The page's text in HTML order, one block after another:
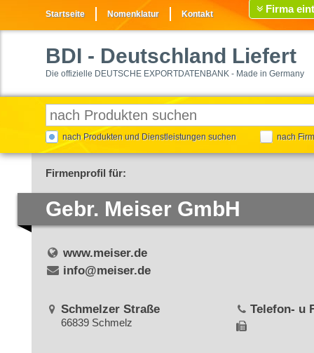
Startseite Nomenklatur Kontakt Firma
BDI - Deutschland Liefert
Die offizielle DEUTSCHE EXPORTDATENBANK - Made in Germany
nach Produkten und Dienstleistungen suchen nach
Firmenprofil für:
Gebr. Meiser GmbH
www.meiser.de
info@meiser.de
Schmelzer Straße
66839 Schmelz
Telefon- u